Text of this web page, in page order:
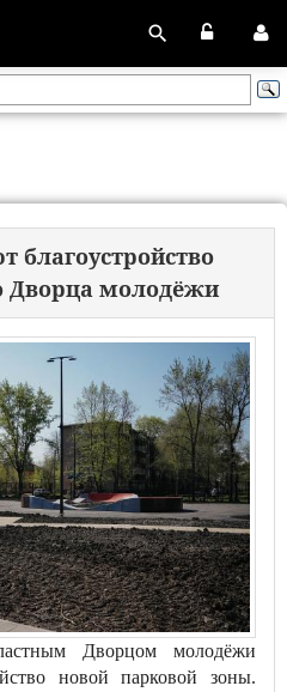
благоустройство
Дворца молодёжи
Дворцом молодёжи
новой парковой зоны.